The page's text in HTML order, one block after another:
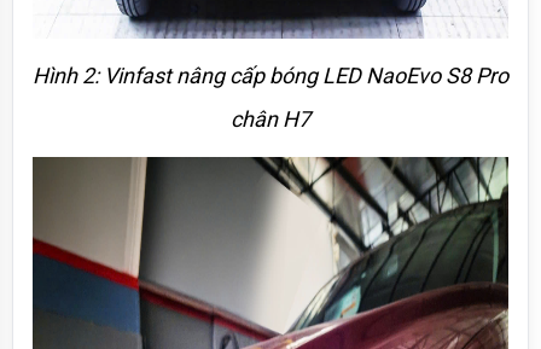
Hình 2: Vinfast nâng cấp bóng LED NaoEvo S8 Pro
chân H7